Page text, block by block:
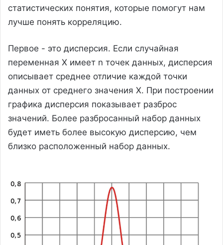
статистических понятия, которые помогут нам
лучше понять корреляцию.
Первое - это дисперсия. Если случайная
переменная X имеет n точек данных, дисперсия
описывает среднее отличие каждой точки
данных от среднего значения X. При построении
графика дисперсия показывает разброс
значений. Более разбросанный набор данных
будет иметь более высокую дисперсию, чем
близко расположенный набор данных.